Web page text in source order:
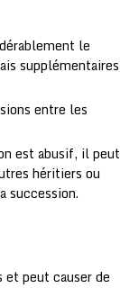
le
supplémentaires
entre les
est abusif, il peut
héritiers ou
succession.
peut causer de